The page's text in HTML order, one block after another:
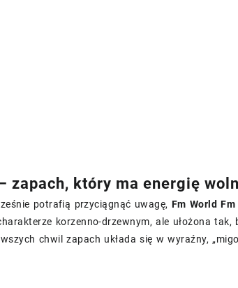
zapach, który ma energię
potrafią przyciągnąć uwagę, Fm World
korzenno-drzewnym, ale ułożona tak,
chwil zapach układa się w wyraźny,